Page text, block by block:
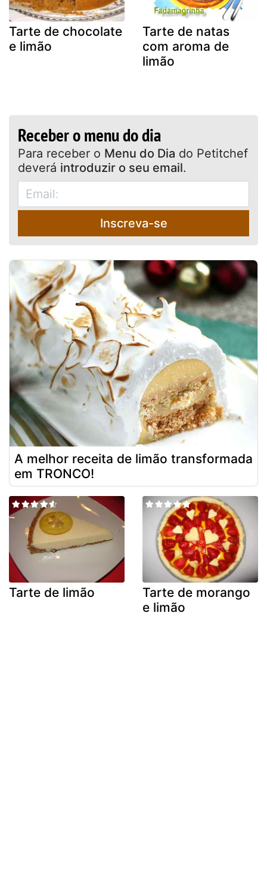
Tarte de chocolate
e limão
Tarte de natas
com aroma de
limão
Receber o menu do dia
Para receber o Menu do Dia do Petitchef
deverá introduzir o seu email.
Inscreva-se
A melhor receita de limão transformada
em TRONCO!
Tarte de limão
Tarte de morango
e limão